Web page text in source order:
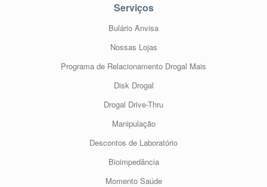
Serviços
Bulário Anvisa
Nossas Lojas
Programa de Relacionamento Drogal Mais
Disk Drogal
Drogal Drive-Thru
Manipulação
Descontos de Laboratório
Bioimpedância
Momento Saúde